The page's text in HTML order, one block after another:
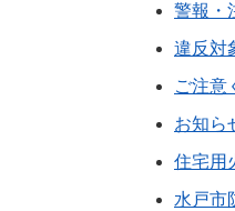
警報・
違反対
ご注意
お知ら
住宅用
水戸市